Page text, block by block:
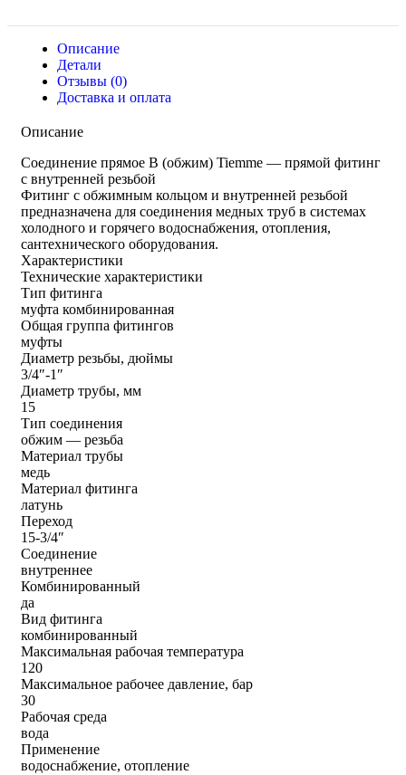
Описание
Детали
Отзывы (0)
Доставка и оплата
Описание
Соединение прямое В (обжим) Tiemme — прямой фитинг
с внутренней резьбой
Фитинг с обжимным кольцом и внутренней резьбой
предназначена для соединения медных труб в системах
холодного и горячего водоснабжения, отопления,
сантехнического оборудования.
Характеристики
Технические характеристики
Тип фитинга
муфта комбинированная
Общая группа фитингов
муфты
Диаметр резьбы, дюймы
3/4″-1″
Диаметр трубы, мм
15
Тип соединения
обжим — резьба
Материал трубы
медь
Материал фитинга
латунь
Переход
15-3/4″
Соединение
внутреннее
Комбинированный
да
Вид фитинга
комбинированный
Максимальная рабочая температура
120
Максимальное рабочее давление, бар
30
Рабочая среда
вода
Применение
водоснабжение, отопление